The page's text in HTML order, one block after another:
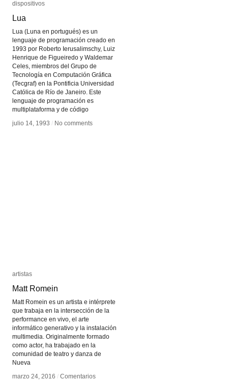
dispositivos
Lua
Lua (Luna en portugués) es un
lenguaje de programación creado en
1993 por Roberto Ierusalimschy, Luiz
Henrique de Figueiredo y Waldemar
Celes, miembros del Grupo de
Tecnología en Computación Gráfica
(Tecgraf) en la Pontificia Universidad
Católica de Río de Janeiro. Este
lenguaje de programación es
multiplataforma y de código
julio 14, 1993 / No comments
dispositivos
Lua
julio 14, 1993 / No comments
artistas
Matt Romein
Matt Romein es un artista e intérprete
que trabaja en la intersección de la
performance en vivo, el arte
informático generativo y la instalación
multimedia. Originalmente formado
como actor, ha trabajado en la
comunidad de teatro y danza de
Nueva
marzo 24, 2016 / Comentarios
artistas
Matt Romein
marzo 24, 2016 / Comentarios